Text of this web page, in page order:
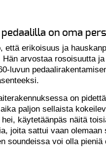
on oma
että erikoisuus ja
Hän arvostaa rosoisuutta
luvun
on
paljon sellaista
hei, käytetäänpäs näitä
joita sattui vaan
soundeissa voi olla pieniä